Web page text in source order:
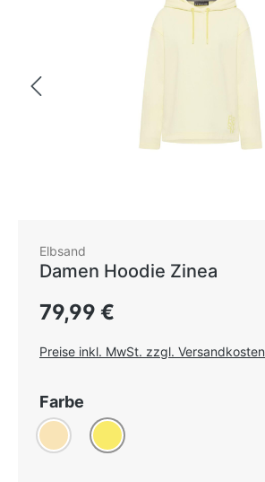
Elbsand
Damen Hoodie Zinea
Regulärer Preis:
79,99 €
Preise inkl. MwSt. zzgl. Versandkosten
Farbe
Beige Gelb